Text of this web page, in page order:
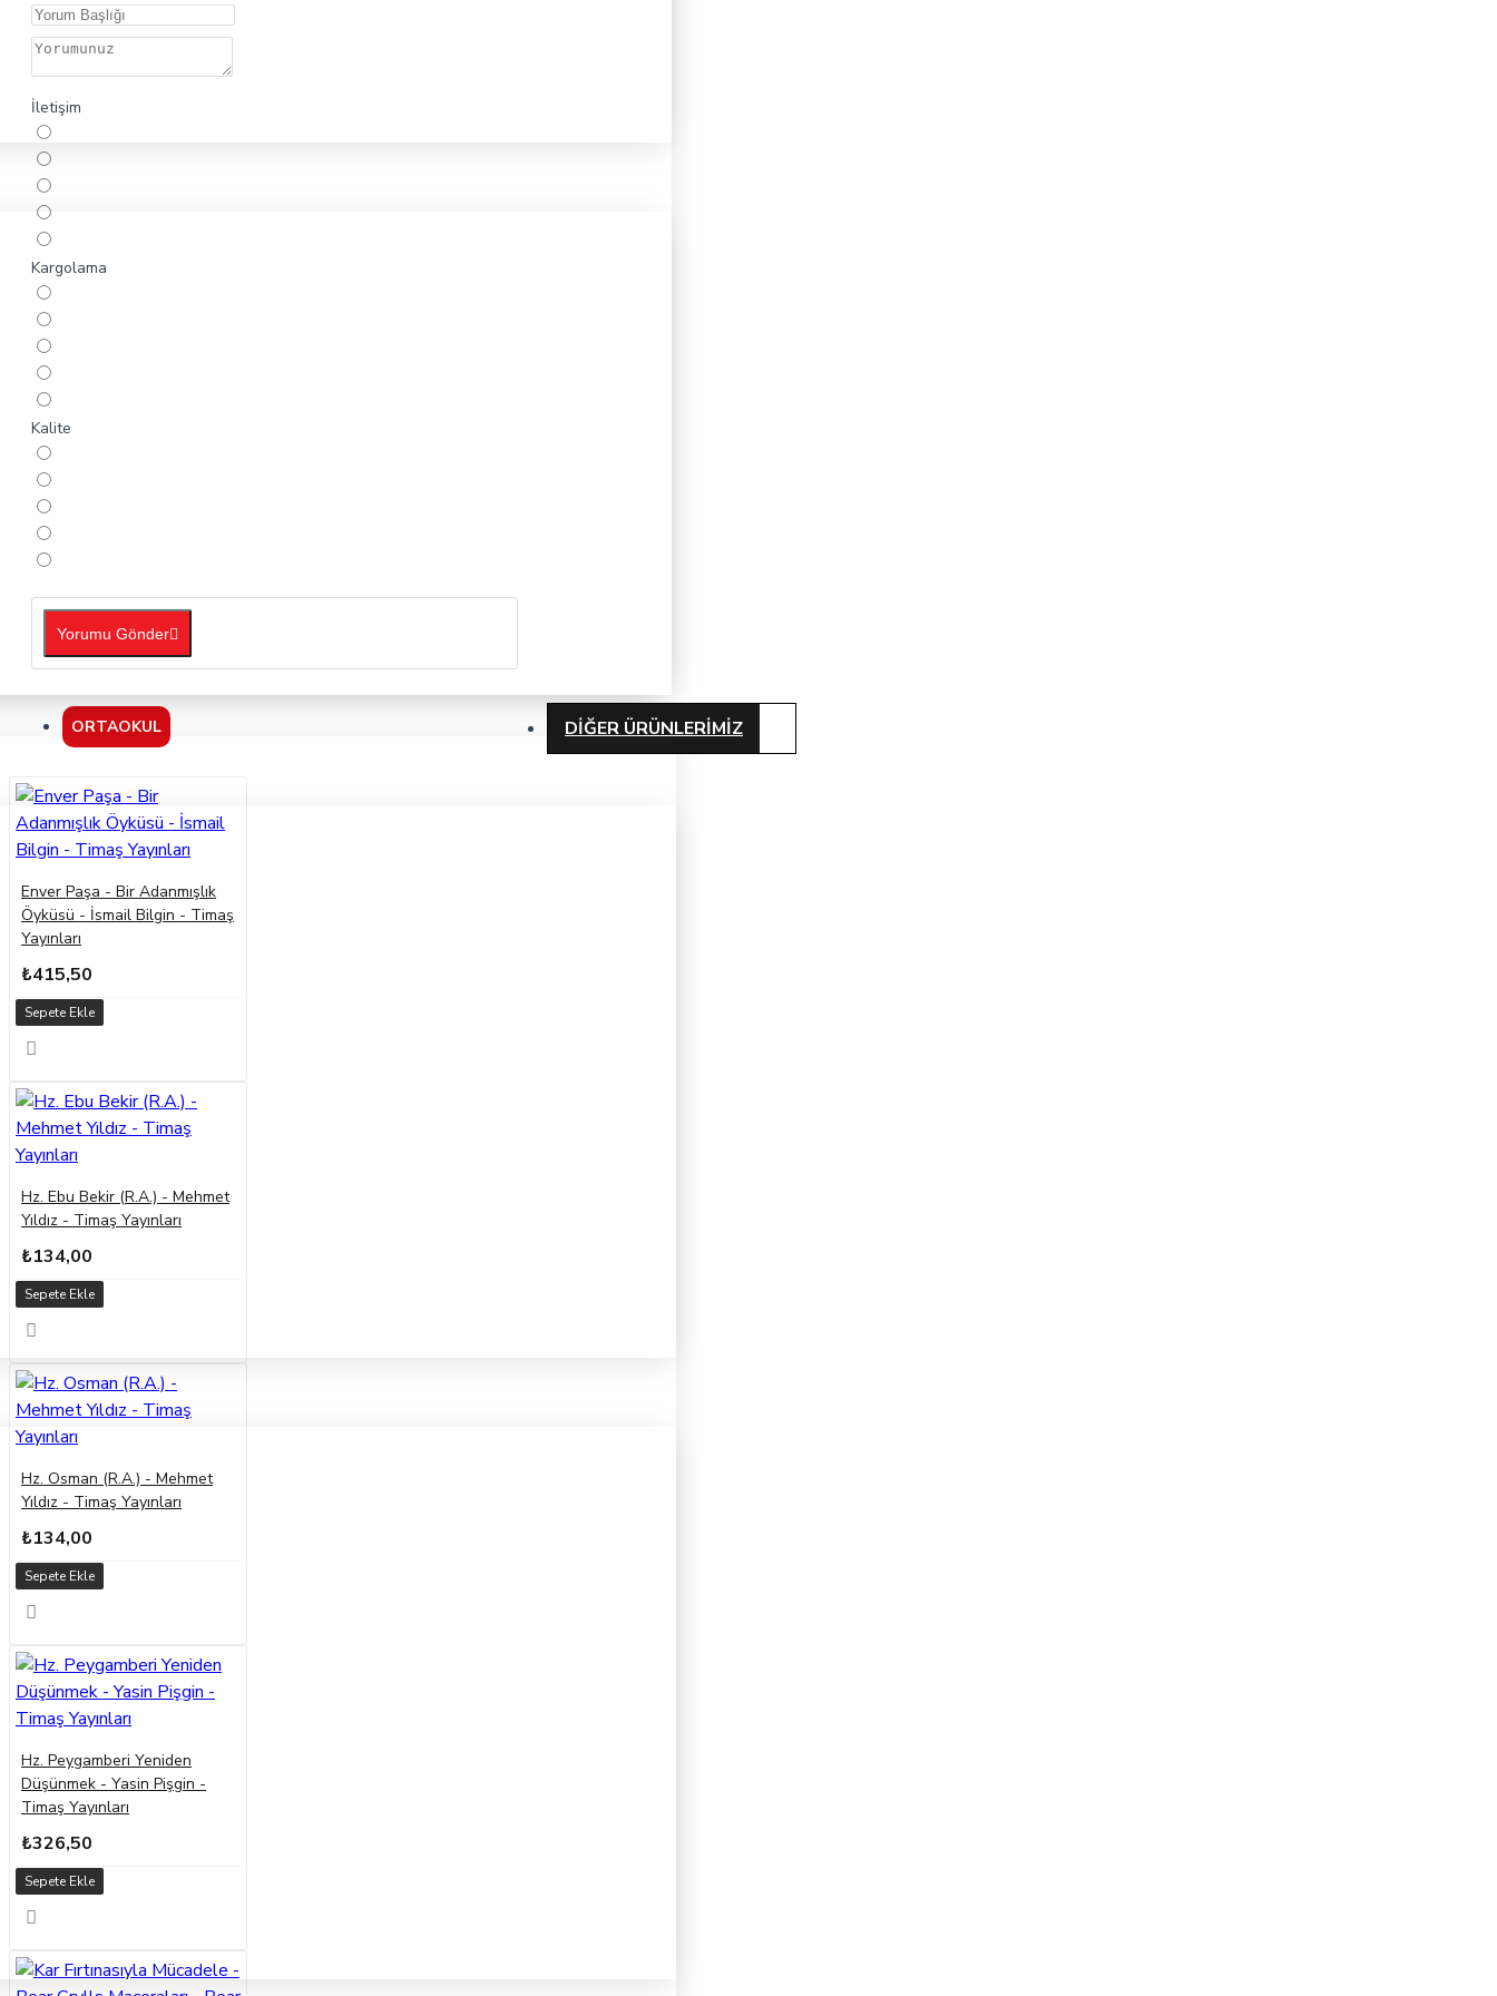
ORTAOKUL
İletişim
Kargolama
Kalite
Yorumu Gönder
DIĞER ÜRÜNLERIMIZ
Enver Paşa - Bir Adanmışlık
Öyküsü - İsmail Bilgin - Timaş
Yayınları
₺415,50
Sepete Ekle
Hz. Ebu Bekir (R.A.) - Mehmet
Yıldız - Timaş Yayınları
₺134,00
Sepete Ekle
Hz. Osman (R.A.) - Mehmet
Yıldız - Timaş Yayınları
₺134,00
Sepete Ekle
Hz. Peygamberi Yeniden
Düşünmek - Yasin Pişgin -
Timaş Yayınları
₺326,50
Sepete Ekle